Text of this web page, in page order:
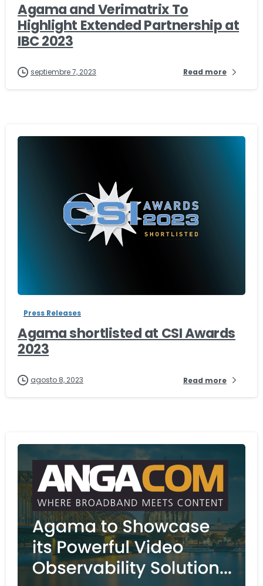
Agama and Verimatrix To
Highlight Extended Partnership at
IBC 2023
septiembre 7, 2023 Read more
Press Releases
Agama shortlisted at CSI Awards
2023
agosto 8, 2023 Read more